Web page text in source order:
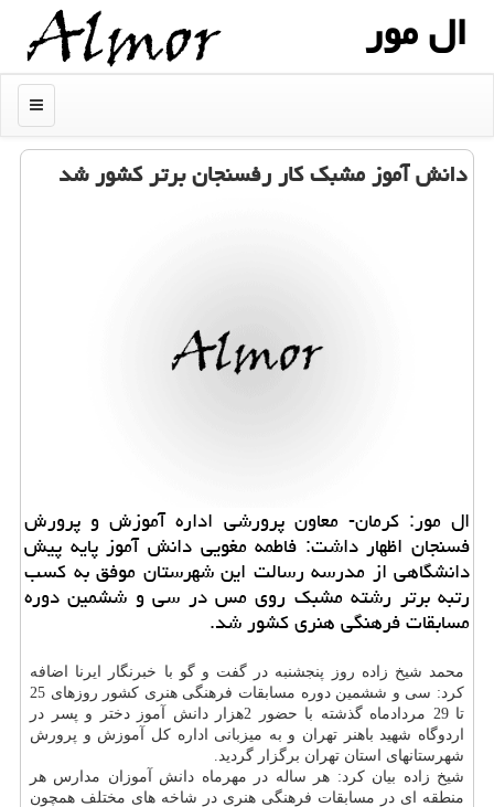
ال مور
منو
دانش آموز مشبك كار رفسنجان برتر كشور شد
ال مور: كرمان- معاون پرورشی اداره آموزش و پرورش
فسنجان اظهار داشت: فاطمه مغویی دانش آموز پایه پیش
دانشگاهی از مدرسه رسالت این شهرستان موفق به كسب
رتبه برتر رشته مشبك روی مس در سی و ششمین دوره
مسابقات فرهنگی هنری كشور شد.
محمد شیخ زاده روز پنجشنبه در گفت و گو با خبرنگار ایرنا اضافه
كرد: سی و ششمین دوره مسابقات فرهنگی هنری كشور روزهای 25
تا 29 مردادماه گذشته با حضور 2هزار دانش آموز دختر و پسر در
اردوگاه شهید باهنر تهران و به میزبانی اداره كل آموزش و پرورش
شهرستانهای استان تهران برگزار گردید.
شیخ زاده بیان كرد: هر ساله در مهرماه دانش آموزان مدارس هر
منطقه ای در مسابقات فرهنگی هنری در شاخه های مختلف همچون